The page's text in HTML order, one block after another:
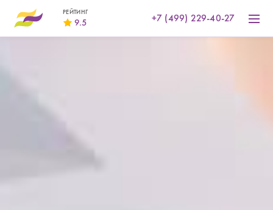
+7 (499) 229-40-27
РЕЙТИНГ
9.5